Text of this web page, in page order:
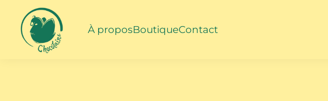
Skip to content
À proposBoutiqueContact